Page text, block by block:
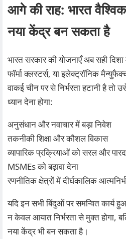
आगे की राह: भारत
नया केंद्र बन सकता है
भारत सरकार की योजनाएँ अब सही
फॉर्मा क्लस्टर्स, या इलेक्ट्रॉनिक
वाकई चीन पर से निर्भरता हटानी है तो
ध्यान देना होगा:
अनुसंधान और नवाचार में बड़ा निवेश
तकनीकी शिक्षा और कौशल विकास
व्यापारिक प्रक्रियाओं को सरल और
MSMEs को बढ़ावा देना
रणनीतिक क्षेत्रों में दीर्घकालिक
यदि इन सभी बिंदुओं पर समन्वित कार्य
न केवल आयात निर्भरता से मुक्त होगा,
नया केंद्र भी बन सकता है।